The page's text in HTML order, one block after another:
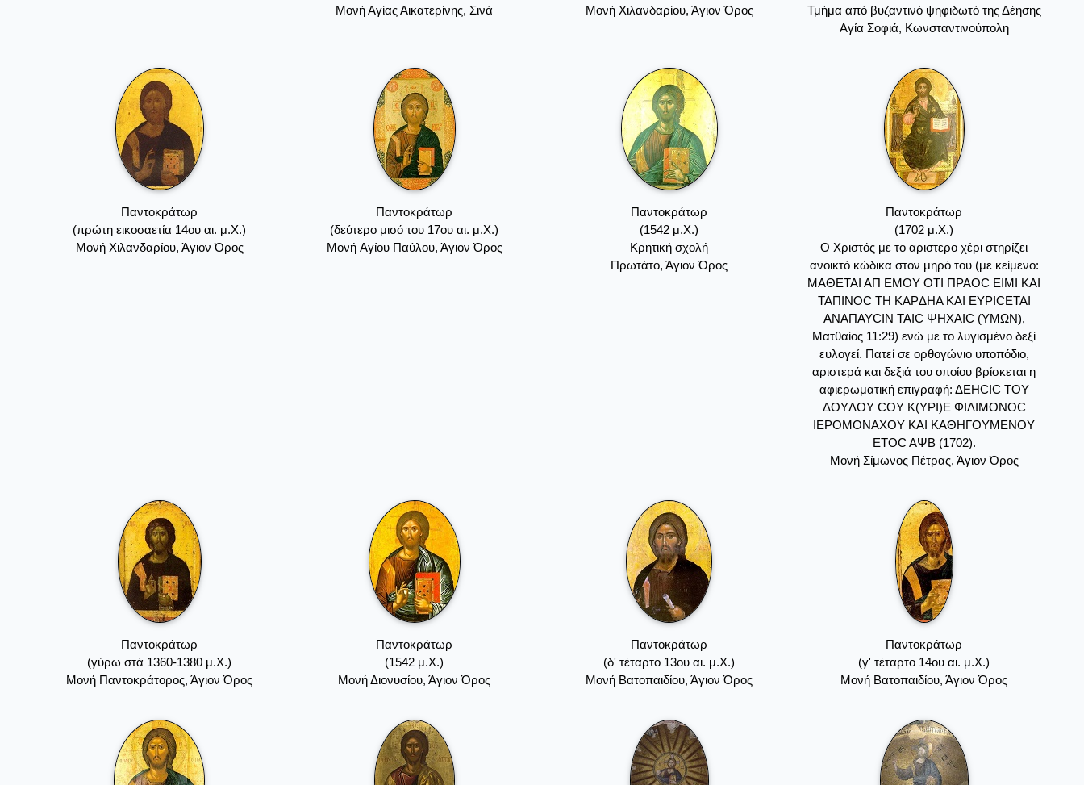
Μονή Αγίας Αικατερίνης, Σινά
Mονή Xιλανδαρίου, Άγιον Όρος
Τμήμα από βυζαντινό ψηφιδωτό της Δέησης
Αγία Σοφιά, Κωνσταντινούπολη
Παντοκράτωρ
(πρώτη εικοσαετία 14ου αι. μ.Χ.)
Mονή Xιλανδαρίου, Άγιον Όρος
Παντοκράτωρ
(δεύτερο μισό του 17ου αι. μ.Χ.)
Mονή Aγίου Παύλου, Άγιον Όρος
Παντοκράτωρ
(1542 μ.Χ.)
Kρητική σχολή
Πρωτάτο, Άγιον Όρος
Παντοκράτωρ
(1702 μ.Χ.)
O Xριστός με το αριστερο χέρι στηρίζει
ανοικτό κώδικα στον μηρό του (με κείμενο:
MAΘETAI AΠ EMOY OTI ΠPAOC EIMI KAI
TAΠINOC TH KAPΔHA KAI EYPICETAI
ANAΠAYCIN TAIC ΨHXAIC (YMΩN),
Mατθαίος 11:29) ενώ με το λυγισμένο δεξί
ευλογεί. Πατεί σε ορθογώνιο υποπόδιο,
αριστερά και δεξιά του οποίου βρίσκεται η
αφιερωματική επιγραφή: ΔEHCIC TOY
ΔOYΛOY COY K(YPI)E ΦIΛIMONOC
IEPOMONAXOY KAI KAΘHΓOYMENOY
ETOC AΨB (1702).
Mονή Σίμωνος Πέτρας, Άγιον Όρος
Παντοκράτωρ
(γύρω στά 1360-1380 μ.Χ.)
Mονή Παντοκράτορος, Άγιον Όρος
Παντοκράτωρ
(1542 μ.Χ.)
Mονή Διονυσίου, Άγιον Όρος
Παντοκράτωρ
(δ' τέταρτο 13ου αι. μ.Χ.)
Mονή Bατοπαιδίου, Άγιον Όρος
Παντοκράτωρ
(γ' τέταρτο 14ου αι. μ.Χ.)
Mονή Bατοπαιδίου, Άγιον Όρος